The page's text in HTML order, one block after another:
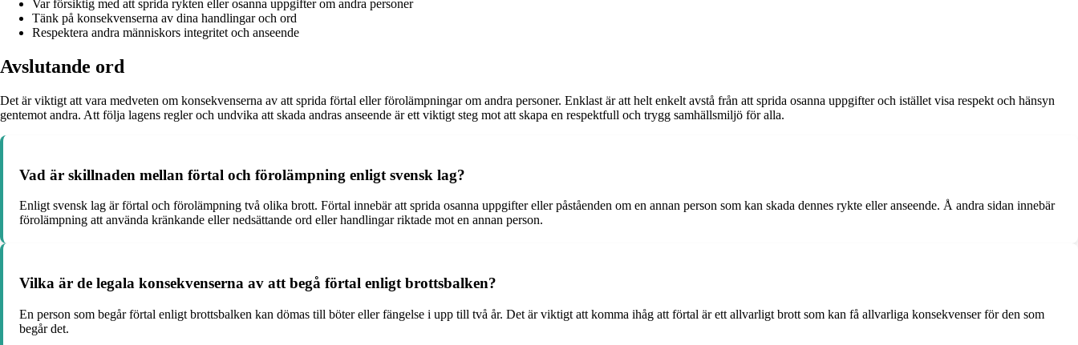
Var försiktig med att sprida rykten eller osanna uppgifter om andra personer
Tänk på konsekvenserna av dina handlingar och ord
Respektera andra människors integritet och anseende
Avslutande ord
Det är viktigt att vara medveten om konsekvenserna av att sprida förtal eller förolämpningar om andra personer. Enklast är att helt enkelt avstå från att sprida osanna uppgifter och istället visa respekt och hänsyn
gentemot andra. Att följa lagens regler och undvika att skada andras anseende är ett viktigt steg mot att skapa en respektfull och trygg samhällsmiljö för alla.
Vad är skillnaden mellan förtal och förolämpning enligt svensk lag?
Enligt svensk lag är förtal och förolämpning två olika brott. Förtal innebär att sprida osanna uppgifter eller påståenden om en annan person som kan skada dennes rykte eller anseende. Å andra sidan innebär
förolämpning att använda kränkande eller nedsättande ord eller handlingar riktade mot en annan person.
Vilka är de legala konsekvenserna av att begå förtal enligt brottsbalken?
En person som begår förtal enligt brottsbalken kan dömas till böter eller fängelse i upp till två år. Det är viktigt att komma ihåg att förtal är ett allvarligt brott som kan få allvarliga konsekvenser för den som
begår det.